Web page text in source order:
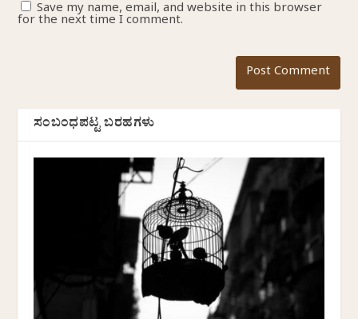
Save my name, email, and website in this browser
for the next time I comment.
ಸಂಬಂಧಪಟ್ಟ ಬರಹಗಳು